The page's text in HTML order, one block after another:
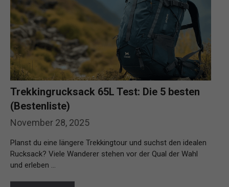
November 28, 2025
Trekkingrucksack 65L Test: Die 5 besten
(Bestenliste)
Planst du eine längere Trekkingtour und suchst den idealen
Rucksack? Viele Wanderer stehen vor der Qual der Wahl
und erleben …